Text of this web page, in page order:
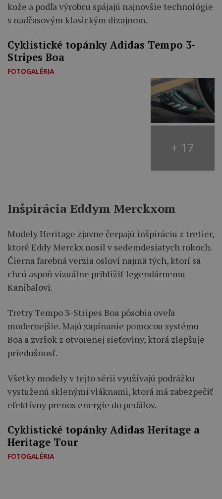
kože a podľa výrobcu spájajú najnovšie technológie
s nadčasovým klasickým dizajnom.
Cyklistické topánky Adidas Tempo 3-
Stripes Boa
FOTOGALÉRIA
+ 17
Inšpirácia Eddym Merckxom
Modely Heritage zjavne čerpajú inšpiráciu z tretier,
ktoré Eddy Merckx nosil v sedemdesiatych rokoch.
Čierna farebná verzia osloví najmä tých, ktorí sa
chcú aspoň vizuálne priblížiť legendárnemu
Kanibalovi.
Tretry Tempo 3-Stripes Boa pôsobia oveľa
modernejšie. Majú zapínanie pomocou systému
Boa a zvršok z otvorenej sieťoviny, ktorá zlepšuje
priedušnosť.
Všetky modely v tejto sérii využívajú podrážku
vystuženú sklenými vláknami, ktorá má zabezpečiť
efektívny prenos energie do pedálov.
Cyklistické topánky Adidas Heritage a
Heritage Tour
FOTOGALÉRIA